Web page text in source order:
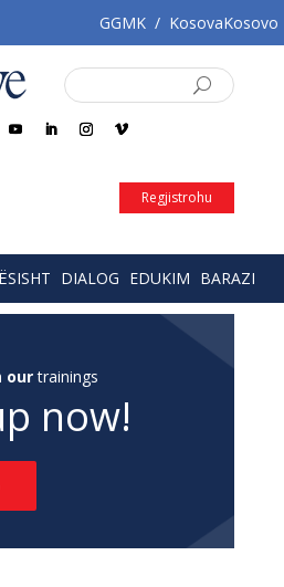
GGMK / KosovaKosovo
Regjistrohu
DIALOG EDUKIM BARAZI
ourtrainings
now!